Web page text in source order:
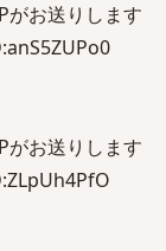
がお送りします
がお送りします